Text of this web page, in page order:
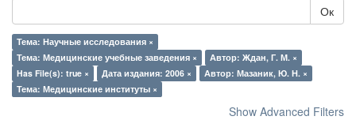
Ок
Тема: Научные исследования ×
Тема: Медицинские учебные заведения ×
Автор: Ждан, Г. М. ×
Has File(s): true ×
Дата издания: 2006 ×
Автор: Мазаник, Ю. Н. ×
Тема: Медицинские институты ×
Show Advanced Filters